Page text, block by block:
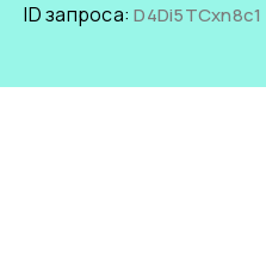
ID запроса:D4Di5TCxn8c1